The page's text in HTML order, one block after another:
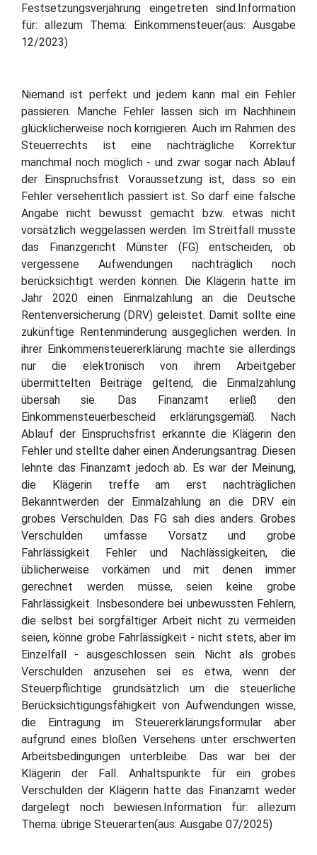
Festsetzungsverjährung eingetreten sind.Information
für: allezum Thema: Einkommensteuer(aus: Ausgabe
12/2023)
Niemand ist perfekt und jedem kann mal ein Fehler
passieren. Manche Fehler lassen sich im Nachhinein
glücklicherweise noch korrigieren. Auch im Rahmen des
Steuerrechts ist eine nachträgliche Korrektur
manchmal noch möglich - und zwar sogar nach Ablauf
der Einspruchsfrist. Voraussetzung ist, dass so ein
Fehler versehentlich passiert ist. So darf eine falsche
Angabe nicht bewusst gemacht bzw. etwas nicht
vorsätzlich weggelassen werden. Im Streitfall musste
das Finanzgericht Münster (FG) entscheiden, ob
vergessene Aufwendungen nachträglich noch
berücksichtigt werden können. Die Klägerin hatte im
Jahr 2020 einen Einmalzahlung an die Deutsche
Rentenversicherung (DRV) geleistet. Damit sollte eine
zukünftige Rentenminderung ausgeglichen werden. In
ihrer Einkommensteuererklärung machte sie allerdings
nur die elektronisch von ihrem Arbeitgeber
übermittelten Beiträge geltend, die Einmalzahlung
übersah sie. Das Finanzamt erließ den
Einkommensteuerbescheid erklärungsgemäß. Nach
Ablauf der Einspruchsfrist erkannte die Klägerin den
Fehler und stellte daher einen Änderungsantrag. Diesen
lehnte das Finanzamt jedoch ab. Es war der Meinung,
die Klägerin treffe am erst nachträglichen
Bekanntwerden der Einmalzahlung an die DRV ein
grobes Verschulden. Das FG sah dies anders. Grobes
Verschulden umfasse Vorsatz und grobe
Fahrlässigkeit. Fehler und Nachlässigkeiten, die
üblicherweise vorkämen und mit denen immer
gerechnet werden müsse, seien keine grobe
Fahrlässigkeit. Insbesondere bei unbewussten Fehlern,
die selbst bei sorgfältiger Arbeit nicht zu vermeiden
seien, könne grobe Fahrlässigkeit - nicht stets, aber im
Einzelfall - ausgeschlossen sein. Nicht als grobes
Verschulden anzusehen sei es etwa, wenn der
Steuerpflichtige grundsätzlich um die steuerliche
Berücksichtigungsfähigkeit von Aufwendungen wisse,
die Eintragung im Steuererklärungsformular aber
aufgrund eines bloßen Versehens unter erschwerten
Arbeitsbedingungen unterbleibe. Das war bei der
Klägerin der Fall. Anhaltspunkte für ein grobes
Verschulden der Klägerin hatte das Finanzamt weder
dargelegt noch bewiesen.Information für: allezum
Thema: übrige Steuerarten(aus: Ausgabe 07/2025)